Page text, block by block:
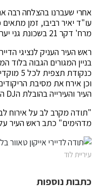
אחרי שעברנו בהצלחה רבה
עו"ד יאיר רביבו, זמן מתאים
מרח' דקר 21 בשכונת גני יער בלוד.
ראש העיר העניק לנציגי
בניין המגורים הגבוה
כנקודת
וכן אירח את מסיבת
העיר והעירייה בהובלת הDJ הלודאי פרדי.
"תודה מקרב לב על אירוח
מדהימים" כתב ראש העיר
עיריית לוד
כתבות נוספות